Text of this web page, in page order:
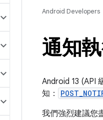
Android Developers
通知
Android 13 (API
知：
我們強烈建議您